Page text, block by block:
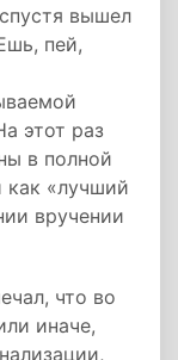
вышел
пей,
этот раз
в полной
как «лучший
вручении
что во
иначе,